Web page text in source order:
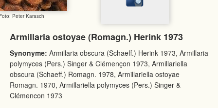
Peter Karasch
Armillaria ostoyae (Romagn.) Herink 1973
Synonyme: Armillaria obscura (Schaeff.) Herink 1973, Armillaria
polymyces (Pers.) Singer & Clémençon 1973, Armillariella
obscura (Schaeff.) Romagn. 1978, Armillariella ostoyae
Romagn. 1970, Armillariella polymyces (Pers.) Singer &
Clémencon 1973